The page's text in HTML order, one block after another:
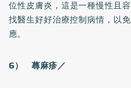
位性皮膚炎 ，這是一種慢性且
找醫生好好治療控制病情，以
應。
6）蕁麻疹／